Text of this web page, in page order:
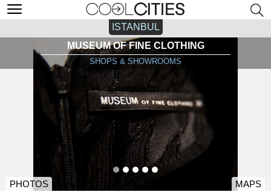
ISTANBUL
MUSEUM OF FINE CLOTHING
SHOPS & SHOWROOMS
PHOTOS MAPS